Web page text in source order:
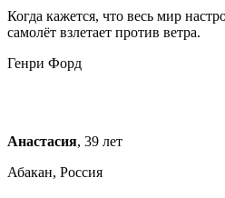
Когда кажется, что весь мир
самолёт взлетает против ветра.
Генри Форд
Анастасия, 39 лет
Абакан, Россия